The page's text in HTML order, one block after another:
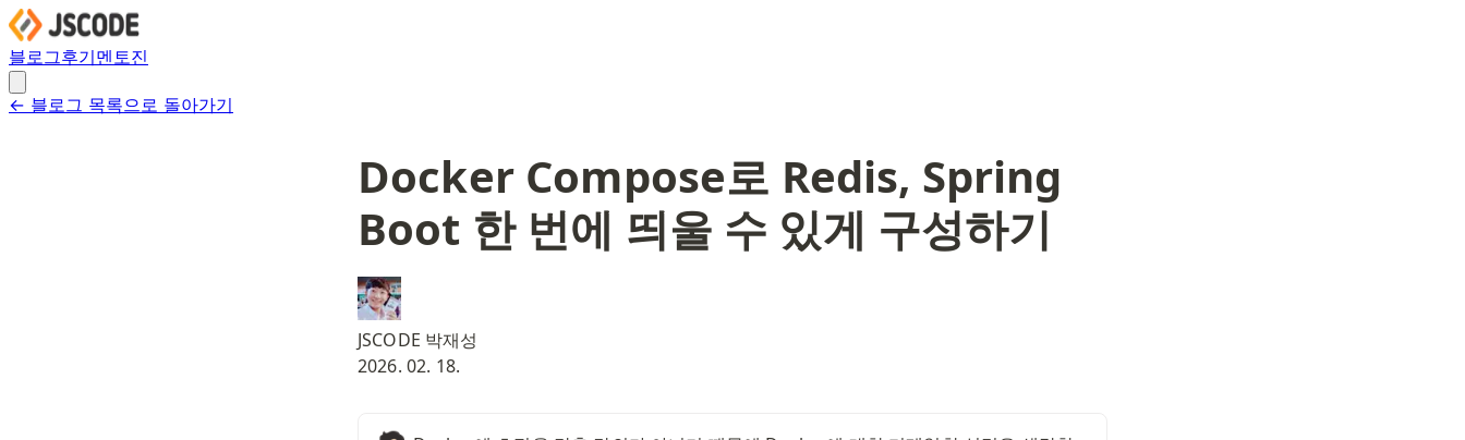
블로그후기멘토진
← 블로그 목록으로 돌아가기
Docker Compose로 Redis, Spring
Boot 한 번에 띄울 수 있게 구성하기
JSCODE 박재성
2026. 02. 18.